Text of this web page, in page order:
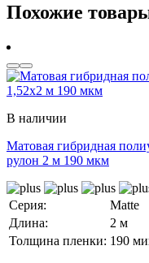
Похожие
В наличии
Матовая гибридная
рулон 2 м 190 мкм
Серия:
Matte
Длина:
2 м
Толщина пленки: 190